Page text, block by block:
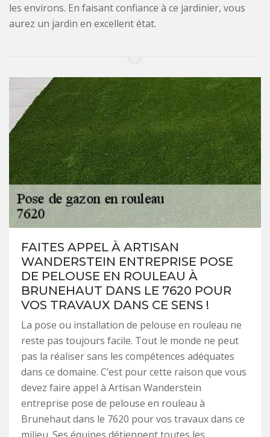
les environs. En faisant confiance à ce jardinier, vous
aurez un jardin en excellent état.
FAITES APPEL À ARTISAN
WANDERSTEIN ENTREPRISE POSE
DE PELOUSE EN ROULEAU À
BRUNEHAUT DANS LE 7620 POUR
VOS TRAVAUX DANS CE SENS !
La pose ou installation de pelouse en rouleau ne
reste pas toujours facile. Tout le monde ne peut
pas la réaliser sans les compétences adéquates
dans ce domaine. C’est pour cette raison que vous
devez faire appel à Artisan Wanderstein
entreprise pose de pelouse en rouleau à
Brunehaut dans le 7620 pour vos travaux dans ce